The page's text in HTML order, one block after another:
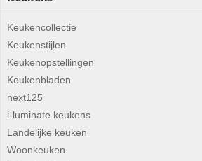
Keukencollectie
Keukenstijlen
Keukenopstellingen
Keukenbladen
next125
i-luminate keukens
Landelijke keuken
Woonkeuken